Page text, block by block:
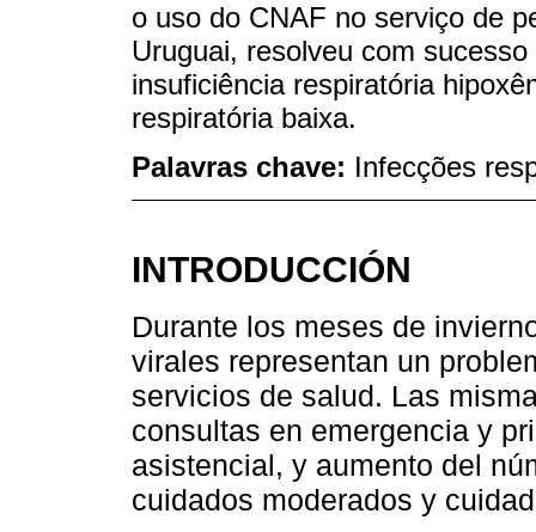
o uso do CNAF no serviço de
Uruguai, resolveu com
insuficiência respiratória
respiratória baixa.
Palavras chave: Infecções
INTRODUCCIÓN
Durante los meses de
virales representan un
servicios de salud. Las
consultas en emergencia y
asistencial, y aumento del
cuidados moderados y